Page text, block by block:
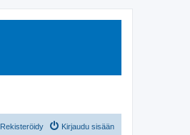
Kirjaudu sisään
Rekisteröidy